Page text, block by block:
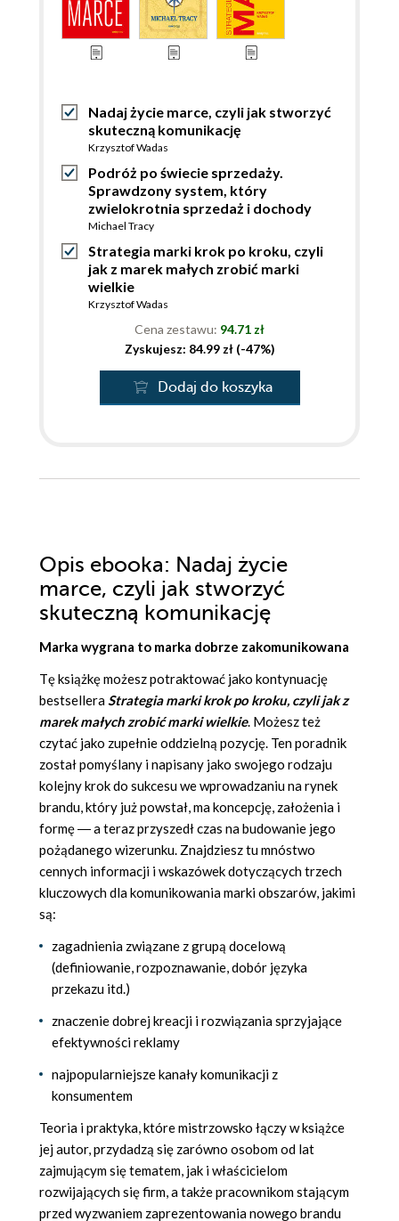
Nadaj życie marce, czyli jak stworzyć
skuteczną komunikację
Krzysztof Wadas
Podróż po świecie sprzedaży.
Sprawdzony system, który
zwielokrotnia sprzedaż i dochody
Michael Tracy
Strategia marki krok po kroku, czyli
jak z marek małych zrobić marki
wielkie
Krzysztof Wadas
Cena zestawu: 94.71 zł
Zyskujesz: 84.99 zł (-47%)
Dodaj do koszyka
Opis ebooka: Nadaj życie
marce, czyli jak stworzyć
skuteczną komunikację
Marka wygrana to marka dobrze zakomunikowana
Tę książkę możesz potraktować jako kontynuację
bestselleraStrategia marki krok po kroku, czyli jak z
marek małych zrobić marki wielkie. Możesz też
czytać jako zupełnie oddzielną pozycję. Ten poradnik
został pomyślany i napisany jako swojego rodzaju
kolejny krok do sukcesu we wprowadzaniu na rynek
brandu, który już powstał, ma koncepcję, założenia i
formę ― a teraz przyszedł czas na budowanie jego
pożądanego wizerunku. Znajdziesz tu mnóstwo
cennych informacji i wskazówek dotyczących trzech
kluczowych dla komunikowania marki obszarów, jakimi
są:
zagadnienia związane z grupą docelową
(definiowanie, rozpoznawanie, dobór języka
przekazu itd.)
znaczenie dobrej kreacji i rozwiązania sprzyjające
efektywności reklamy
najpopularniejsze kanały komunikacji z
konsumentem
Teoria i praktyka, które mistrzowsko łączy w książce
jej autor, przydadzą się zarówno osobom od lat
zajmującym się tematem, jak i właścicielom
rozwijających się firm, a także pracownikom stającym
przed wyzwaniem zaprezentowania nowego brandu